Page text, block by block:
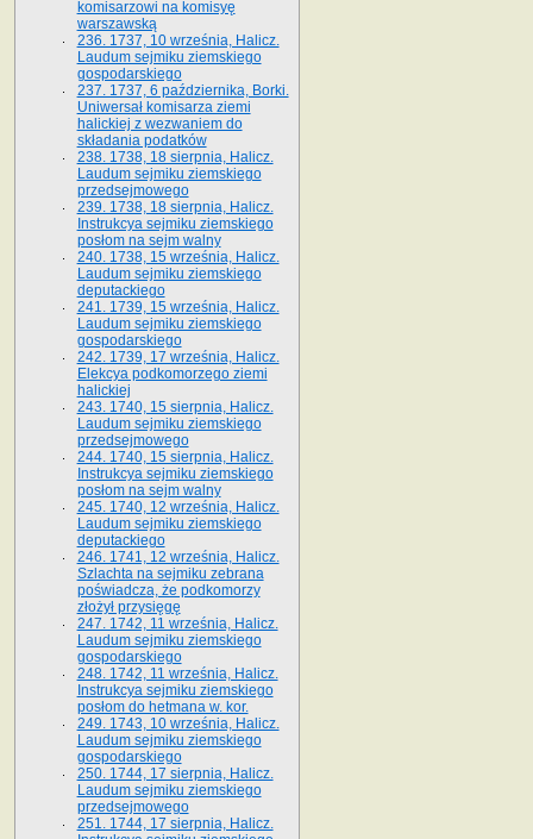
komisarzowi na komisyę
warszawską
236. 1737, 10 września, Halicz.
Laudum sejmiku ziemskiego
gospodarskiego
237. 1737, 6 października, Borki.
Uniwersał komisarza ziemi
halickiej z wezwaniem do
składania podatków
238. 1738, 18 sierpnia, Halicz.
Laudum sejmiku ziemskiego
przedsejmowego
239. 1738, 18 sierpnia, Halicz.
Instrukcya sejmiku ziemskiego
posłom na sejm walny
240. 1738, 15 września, Halicz.
Laudum sejmiku ziemskiego
deputackiego
241. 1739, 15 września, Halicz.
Laudum sejmiku ziemskiego
gospodarskiego
242. 1739, 17 września, Halicz.
Elekcya podkomorzego ziemi
halickiej
243. 1740, 15 sierpnia, Halicz.
Laudum sejmiku ziemskiego
przedsejmowego
244. 1740, 15 sierpnia, Halicz.
Instrukcya sejmiku ziemskiego
posłom na sejm walny
245. 1740, 12 września, Halicz.
Laudum sejmiku ziemskiego
deputackiego
246. 1741, 12 września, Halicz.
Szlachta na sejmiku zebrana
poświadcza, że podkomorzy
złożył przysięgę
247. 1742, 11 września, Halicz.
Laudum sejmiku ziemskiego
gospodarskiego
248. 1742, 11 września, Halicz.
Instrukcya sejmiku ziemskiego
posłom do hetmana w. kor.
249. 1743, 10 września, Halicz.
Laudum sejmiku ziemskiego
gospodarskiego
250. 1744, 17 sierpnia, Halicz.
Laudum sejmiku ziemskiego
przedsejmowego
251. 1744, 17 sierpnia, Halicz.